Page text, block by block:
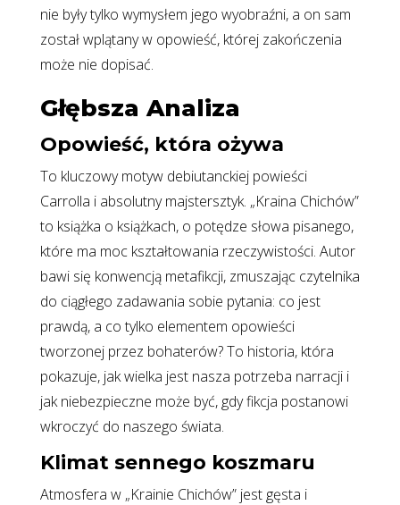
nie były tylko wymysłem jego wyobraźni, a on sam
został wplątany w opowieść, której zakończenia
może nie dopisać.
Głębsza Analiza
Opowieść, która ożywa
To kluczowy motyw debiutanckiej powieści
Carrolla i absolutny majstersztyk. „Kraina Chichów”
to książka o książkach, o potędze słowa pisanego,
które ma moc kształtowania rzeczywistości. Autor
bawi się konwencją metafikcji, zmuszając czytelnika
do ciągłego zadawania sobie pytania: co jest
prawdą, a co tylko elementem opowieści
tworzonej przez bohaterów? To historia, która
pokazuje, jak wielka jest nasza potrzeba narracji i
jak niebezpieczne może być, gdy fikcja postanowi
wkroczyć do naszego świata.
Klimat sennego koszmaru
Atmosfera w „Krainie Chichów” jest gęsta i